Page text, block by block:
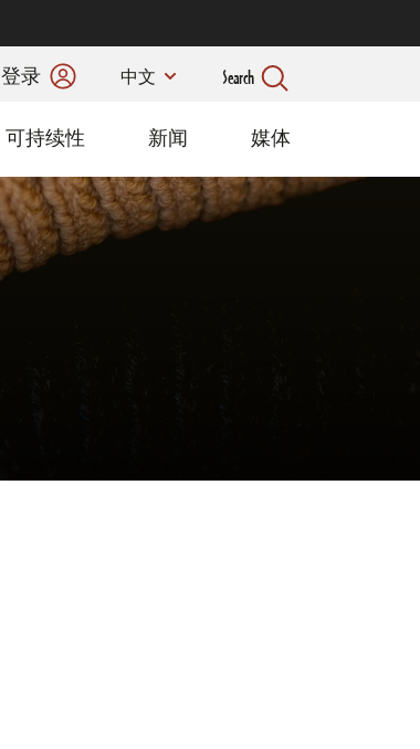
登录 中文 Search
可持续性 新闻 媒体